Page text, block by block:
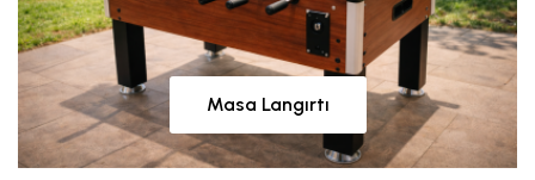
Masa Langırtı